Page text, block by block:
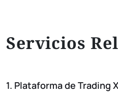
Servicios
1. Plataforma de Trading